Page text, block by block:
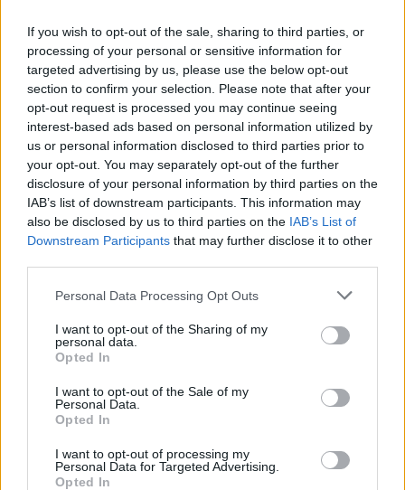
If you wish to opt-out of the sale, sharing to third parties, or
processing of your personal or sensitive information for
targeted advertising by us, please use the below opt-out
section to confirm your selection. Please note that after your
opt-out request is processed you may continue seeing
interest-based ads based on personal information utilized by
us or personal information disclosed to third parties prior to
your opt-out. You may separately opt-out of the further
disclosure of your personal information by third parties on the
IAB’s list of downstream participants. This information may
also be disclosed by us to third parties on the IAB’s List of
Downstream Participants that may further disclose it to other
Personal Data Processing Opt Outs
I want to opt-out of the Sharing of my
personal data.
Opted In
I want to opt-out of the Sale of my
Personal Data.
Opted In
I want to opt-out of processing my
Personal Data for Targeted Advertising.
Opted In
αυτό δεν ανατραπεί από την τοπική
Αυτοδιοίκηση, στο μέτρο που της αναλογεί.
Πάντως το σώμα των εκλογέων που ανέδειξε τον
Βαλιώτη είναι σχεδόν το ίδιο που επέφερε τον
Δούκα και θα είναι, σχεδόν, το ίδιο που θα
πρέπει να αναδείξει δήμαρχο το πρόσωπο που
πρέπει να οδηγήσει τον τόπο σε καλύτερες
ημέρες.
Αυτό το σώμα αν δεν μπορεί να διακρίνει πότε
κερδίζει και πότε χάνει ο δήμος (και όχι ο
δήμαρχος) τότε όχι μόνον δεν είναι κατάλληλο
για τον ρόλο του αλλά είναι επικίνδυνα
Ακολουθήστε τοnotospress.gr